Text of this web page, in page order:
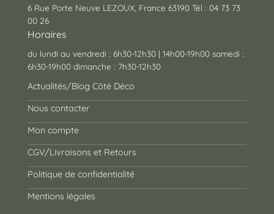
6 Rue Porte Neuve LEZOUX, France 63190 Tél : 04 73 73
00 26
Horaires
du lundi au vendredi : 6h30-12h30 | 14h00-19h00 samedi :
6h30-19h00 dimanche : 7h30-12h30
Actualités/Blog Côté Déco
Nous contacter
Mon compte
CGV/Livraisons et Retours
Politique de confidentialité
Mentions légales